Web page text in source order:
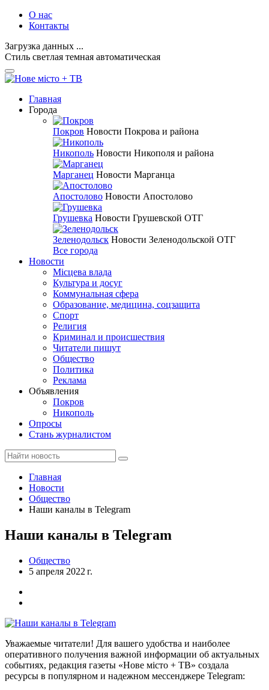
О нас
Контакты
Загрузка данных ...
Стиль светлая темная автоматическая
Главная
Города
Покров Новости Покрова и района
Никополь Новости Никополя и района
Марганец Новости Марганца
Апостолово Новости Апостолово
Грушевка Новости Грушевской ОТГ
Зеленодольск Новости Зеленодольской ОТГ
Все города
Новости
Місцева влада
Культура и досуг
Коммунальная сфера
Образование, медицина, соцзащита
Спорт
Религия
Криминал и происшествия
Читатели пишут
Общество
Политика
Реклама
Объявления
Покров
Никополь
Опросы
Стань журналистом
Главная
Новости
Общество
Наши каналы в Telegram
Наши каналы в Telegram
Общество
5 апреля 2022 г.
Уважаемые читатели! Для вашего удобства и наиболее
оперативного получения важной информации об актуальных
событиях, редакция газеты «Нове місто + ТВ» создала
ресурсы в популярном и надежном мессенджере Telegram: